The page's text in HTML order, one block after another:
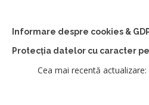
Informare despre cookies &
Protecția datelor cu caracter
Cea mai recentă actualizare: